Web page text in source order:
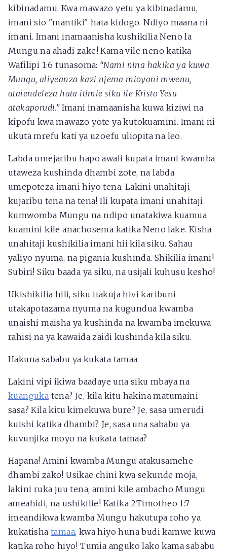
kibinadamu. Kwa mawazo yetu ya kibinadamu,
imani sio "mantiki" hata kidogo. Ndiyo maana ni
imani. Imani inamaanisha kushikilia Neno la
Mungu na ahadi zake! Kama vile neno katika
Wafilipi 1:6 tunasoma: “Nami nina hakika ya kuwa
Mungu, aliyeanza kazi njema mioyoni mwenu,
ataiendeleza hata itimie siku ile Kristo Yesu
atakaporudi.” Imani inamaanisha kuwa kiziwi na
kipofu kwa mawazo yote ya kutokuamini. Imani ni
ukuta mrefu kati ya uzoefu uliopita na leo.
Labda umejaribu hapo awali kupata imani kwamba
utaweza kushinda dhambi zote, na labda
umepoteza imani hiyo tena. Lakini unahitaji
kujaribu tena na tena! Ili kupata imani unahitaji
kumwomba Mungu na ndipo unatakiwa kuamua
kuamini kile anachosema katika Neno lake. Kisha
unahitaji kushikilia imani hii kila siku. Sahau
yaliyo nyuma, na pigania kushinda. Shikilia imani!
Subiri! Siku baada ya siku, na usijali kuhusu kesho!
Ukishikilia hili, siku itakuja hivi karibuni
utakapotazama nyuma na kugundua kwamba
unaishi maisha ya kushinda na kwamba imekuwa
rahisi na ya kawaida zaidi kushinda kila siku.
Hakuna sababu ya kukata tamaa
Lakini vipi ikiwa baadaye una siku mbaya na
kuanguka tena? Je, kila kitu hakina matumaini
sasa? Kila kitu kimekuwa bure? Je, sasa umerudi
kuishi katika dhambi? Je, sasa una sababu ya
kuvunjika moyo na kukata tamaa?
Hapana! Amini kwamba Mungu atakusamehe
dhambi zako! Usikae chini kwa sekunde moja,
lakini ruka juu tena, amini kile ambacho Mungu
ameahidi, na ushikilie! Katika 2Timotheo 1:7
imeandikwa kwamba Mungu hakutupa roho ya
kukatishatamaa, kwa hiyo huna budi kamwe kuwa
katika roho hiyo! Tumia anguko lako kama sababu